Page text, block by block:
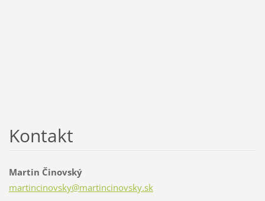
Kontakt
Martin Činovský
martincinovsky@martincinovsky.sk